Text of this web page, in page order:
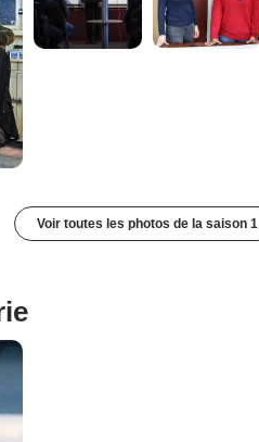
Voir toutes les photos de la saison 1